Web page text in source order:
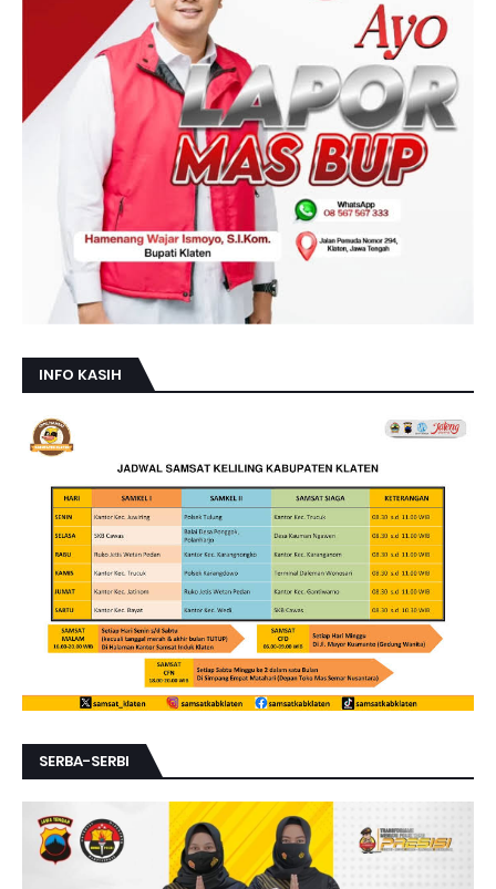
INFO KASIH
SERBA-SERBI